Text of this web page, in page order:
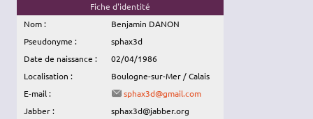
Fiche d'identité
Nom :
Benjamin DANON
Pseudonyme :
sphax3d
Date de naissance :
02/04/1986
Localisation :
Boulogne-sur-Mer / Calais
E-mail :
sphax3d@gmail.com
Jabber :
sphax3d@jabber.org